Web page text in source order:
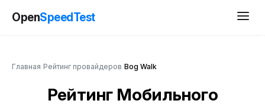
OpenSpeedTest
Главная Рейтинг провайдеров Bog Walk
Рейтинг Мобильного